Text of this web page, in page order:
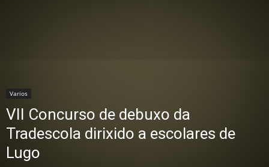
Varios
VII Concurso de debuxo da
Tradescola dirixido a escolares de
Lugo